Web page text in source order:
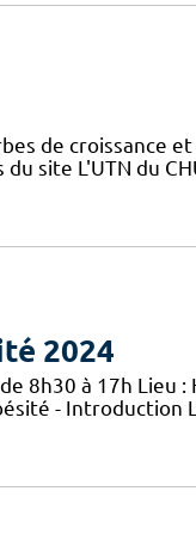
de croissance
site L'UTN du
2024
8h30 à 17h Lieu :
- Introduction